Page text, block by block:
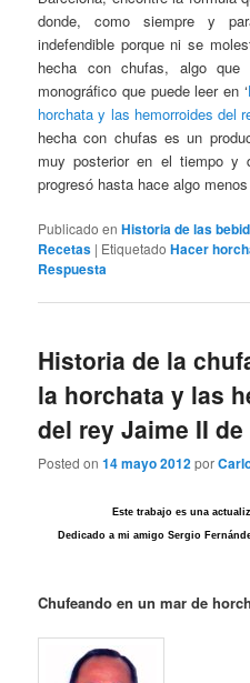
donde, como siempre y
indefendible porque ni se
hecha con chufas, algo
monográfico que puede leer en ‘
horchata y las hemorroides del
hecha con chufas es un
muy posterior en el tiempo y
progresó hasta hace algo
Publicado en Historia de las
Recetas | Etiquetado Hacer
Respuesta
Historia de la
la horchata y las
del rey Jaime II
Posted on14 mayo 2012por
Este trabajo es una
Dedicado a mi amigo Sergio
Chufeando en un mar de